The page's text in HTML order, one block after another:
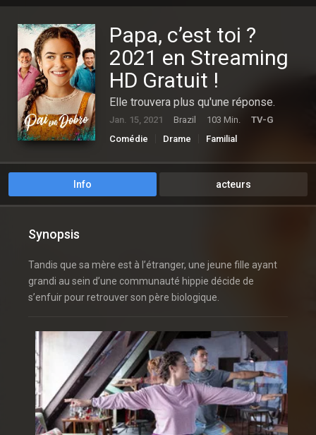
Papa, c’est toi ?
2021 en Streaming
HD Gratuit !
Elle trouvera plus qu'une réponse.
Jan. 15, 2021 Brazil 103 Min.
TV-G
Comédie
Drame Familial
Info acteurs
Synopsis
Tandis que sa mère est à l’étranger, une jeune fille ayant
grandi au sein d’une communauté hippie décide de
s’enfuir pour retrouver son père biologique.